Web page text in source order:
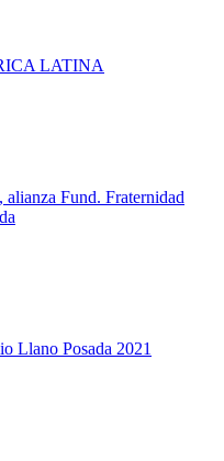
LATINA
Fund. Fraternidad
Llano Posada 2021